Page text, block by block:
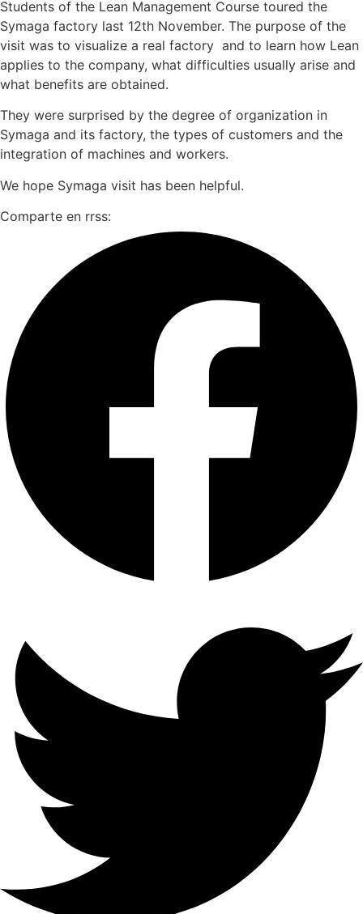
Students of the Lean Management Course toured the
Symaga factory last 12th November. The purpose of the
visit was to visualize a real factory and to learn how Lean
applies to the company, what difficulties usually arise and
what benefits are obtained.
They were surprised by the degree of organization in
Symaga and its factory, the types of customers and the
integration of machines and workers.
We hope Symaga visit has been helpful.
Comparte en rrss: